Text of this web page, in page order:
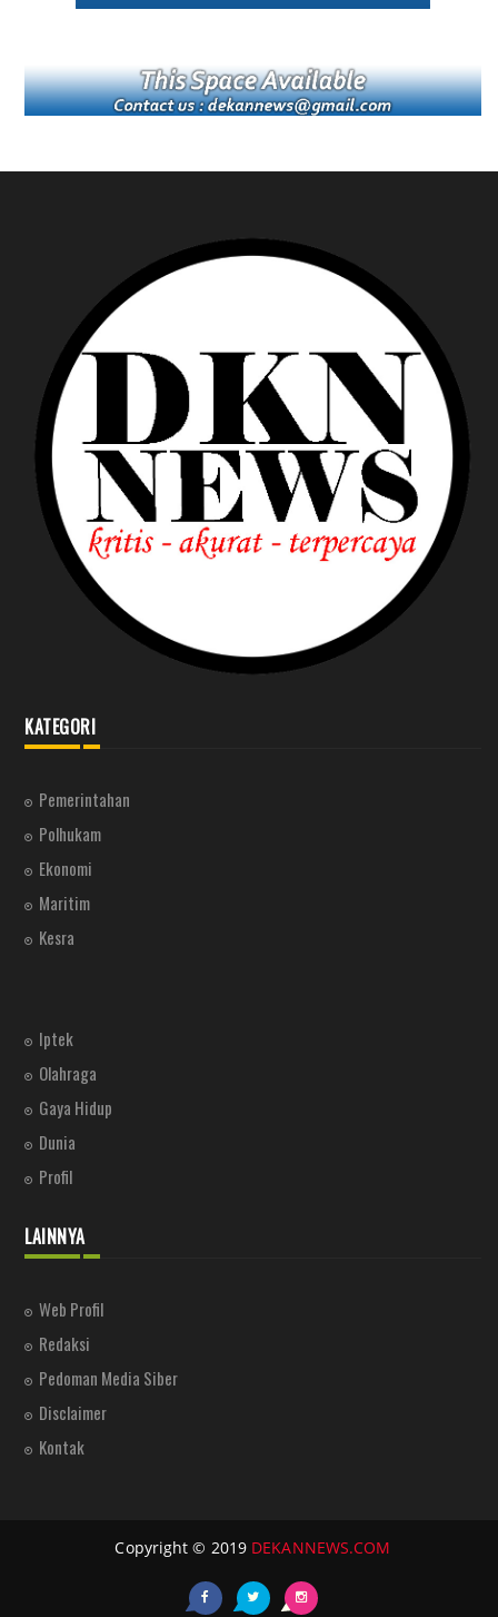
KATEGORI
Pemerintahan
Polhukam
Ekonomi
Maritim
Kesra
Iptek
Olahraga
Gaya Hidup
Dunia
Profil
LAINNYA
Web Profil
Redaksi
Pedoman Media Siber
Disclaimer
Kontak
Copyright © 2019 DEKANNEWS.COM